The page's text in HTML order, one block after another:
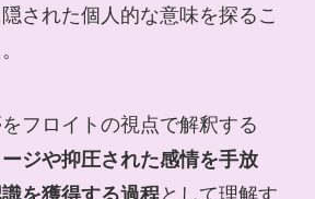
された個人的な意味を探るこ
フロイトの視点で解釈する
ジや抑圧された感情を手放